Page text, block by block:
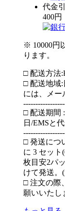
代金
400円
※ 10000円
ります。
□ 配送方法
□ 配送地域
には、メー
□ 配送期間
日/EMSと
□ 発送につ
に 3 セッ
枚目安2パ
けて発送。
□ 注文の際
願いいたし